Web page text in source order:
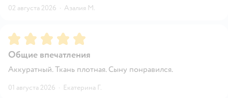
02 августа 2026 · Азалия М.
Рейтинг:5
Общие впечатления
Аккуратный. Ткань плотная. Сыну понравился.
01 августа 2026 · Екатерина Г.